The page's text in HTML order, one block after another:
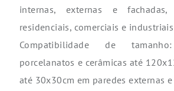
internas, externas e
residenciais, comerciais e industriais
Compatibilidade de
porcelanatos e cerâmicas até
até 30x30cm em paredes externas e